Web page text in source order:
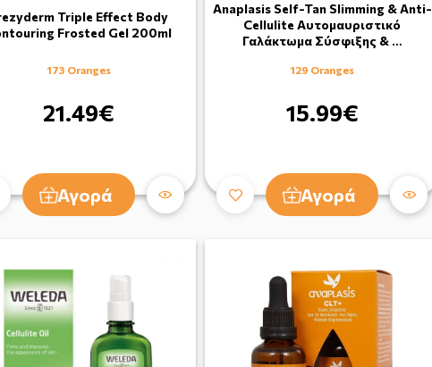
Triple Effect Body
Frosted Gel 200ml
173 Oranges
21.49€
Αγορά
Anaplasis Self-Tan Slimming & Anti-
Cellulite Αυτομαυριστικό
Γαλάκτωμα Σύσφιξης & …
129 Oranges
15.99€
Αγορά